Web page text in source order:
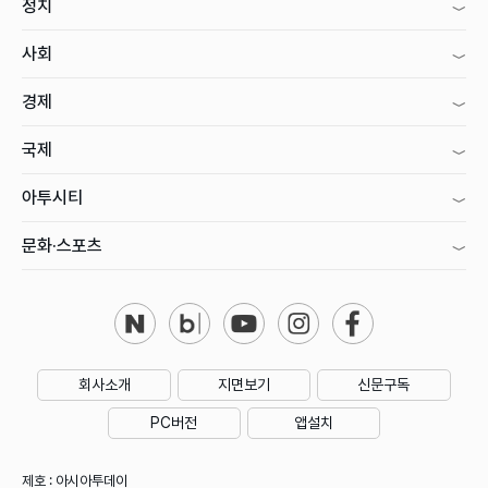
정치
사회
경제
국제
아투시티
문화·스포츠
회사소개 지면보기 신문구독
PC버전 앱설치
제호 : 아시아투데이